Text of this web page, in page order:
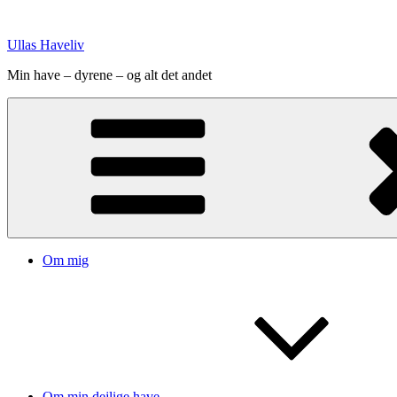
indhold
Ullas Haveliv
Min have – dyrene – og alt det andet
Om mig